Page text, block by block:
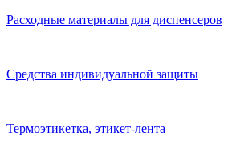
Расходные материалы для диспенсеров
Средства индивидуальной защиты
Термоэтикетка, этикет-лента